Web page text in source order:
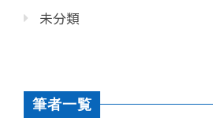
未分類
筆者一覧